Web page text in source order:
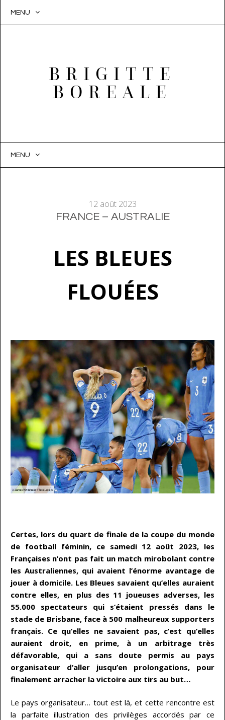
MENU
BRIGITTE
BOREALE
MENU
12 août 2023
FRANCE – AUSTRALIE
LES BLEUES
FLOUÉES
Certes, lors du quart de finale de la coupe du monde
de football féminin, ce samedi 12 août 2023, les
Françaises n’ont pas fait un match mirobolant contre
les Australiennes, qui avaient l’énorme avantage de
jouer à domicile. Les Bleues savaient qu’elles auraient
contre elles, en plus des 11 joueuses adverses, les
55.000 spectateurs qui s’étaient pressés dans le
stade de Brisbane, face à 500 malheureux supporters
français. Ce qu’elles ne savaient pas, c’est qu’elles
auraient droit, en prime, à un arbitrage très
défavorable, qui a sans doute permis au pays
organisateur d’aller jusqu’en prolongations, pour
finalement arracher la victoire aux tirs au but…
Le pays organisateur… tout est là, et cette rencontre est
la parfaite illustration des privilèges accordés par ce